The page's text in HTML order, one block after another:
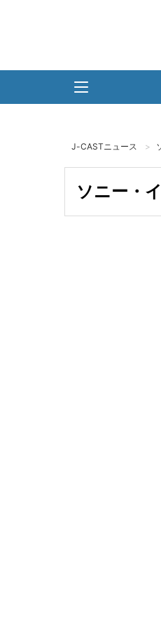
J-CASTニュース
ソニー・